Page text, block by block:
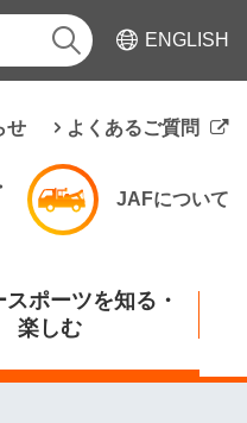
ENGLISH
せ よくあるご質問
JAFについて
ポーツを知る・
楽しむ